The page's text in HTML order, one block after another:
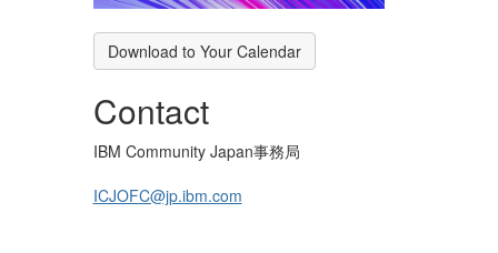
Download to Your Calendar
Contact
IBM Community Japan事務局
ICJOFC@jp.ibm.com